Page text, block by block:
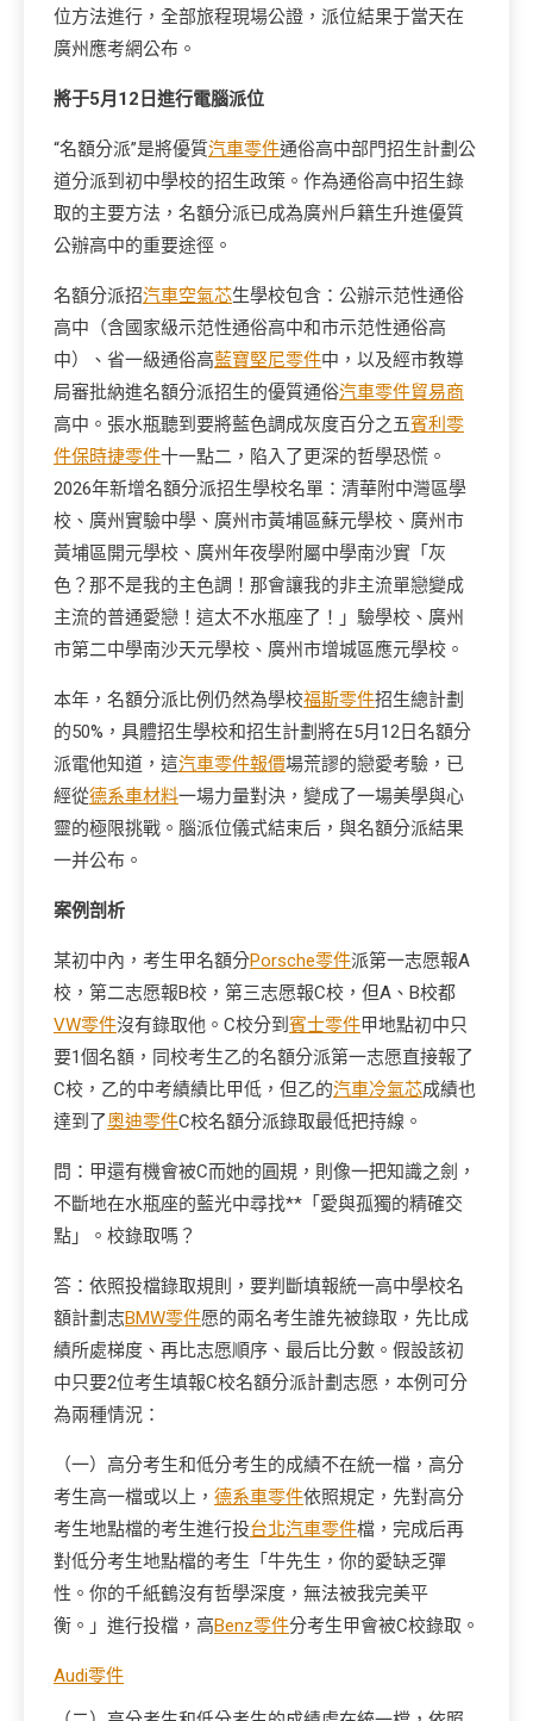
位方法進行，全部旅程現場公證，派位結果于當天在
廣州應考網公布。
將于5月12日進行電腦派位
“名額分派”是將優質汽車零件通俗高中部門招生計劃公
道分派到初中學校的招生政策。作為通俗高中招生錄
取的主要方法，名額分派已成為廣州戶籍生升進優質
公辦高中的重要途徑。
名額分派招汽車空氣芯生學校包含：公辦示范性通俗
高中（含國家級示范性通俗高中和市示范性通俗高
中）、省一級通俗高藍寶堅尼零件中，以及經市教導
局審批納進名額分派招生的優質通俗汽車零件貿易商
高中。張水瓶聽到要將藍色調成灰度百分之五賓利零
件保時捷零件十一點二，陷入了更深的哲學恐慌。
2026年新增名額分派招生學校名單：清華附中灣區學
校、廣州實驗中學、廣州市黃埔區蘇元學校、廣州市
黃埔區開元學校、廣州年夜學附屬中學南沙實「灰
色？那不是我的主色調！那會讓我的非主流單戀變成
主流的普通愛戀！這太不水瓶座了！」驗學校、廣州
市第二中學南沙天元學校、廣州市增城區應元學校。
本年，名額分派比例仍然為學校福斯零件招生總計劃
的50%，具體招生學校和招生計劃將在5月12日名額分
派電他知道，這汽車零件報價場荒謬的戀愛考驗，已
經從德系車材料一場力量對決，變成了一場美學與心
靈的極限挑戰。腦派位儀式結束后，與名額分派結果
一并公布。
案例剖析
某初中內，考生甲名額分Porsche零件派第一志愿報A
校，第二志愿報B校，第三志愿報C校，但A、B校都
VW零件沒有錄取他。C校分到 賓士零件甲地點初中只
要1個名額，同校考生乙的名額分派第一志愿直接報了
C校，乙的中考績績比甲低，但乙的汽車冷氣芯成績也
達到了奧迪零件C校名額分派錄取最低把持線。
問：甲還有機會被C而她的圓規，則像一把知識之劍，
不斷地在水瓶座的藍光中尋找**「愛與孤獨的精確交
點」。校錄取嗎？
答：依照投檔錄取規則，要判斷填報統一高中學校名
額計劃志BMW零件愿的兩名考生誰先被錄取，先比成
績所處梯度、再比志愿順序、最后比分數。假設該初
中只要2位考生填報C校名額分派計劃志愿，本例可分
為兩種情況：
（一）高分考生和低分考生的成績不在統一檔，高分
考生高一檔或以上， 德系車零件依照規定，先對高分
考生地點檔的考生進行投台北汽車零件檔，完成后再
對低分考生地點檔的考生「牛先生，你的愛缺乏彈
性。你的千紙鶴沒有哲學深度，無法被我完美平
衡。」進行投檔，高Benz零件分考生甲會被C校錄取。
Audi零件